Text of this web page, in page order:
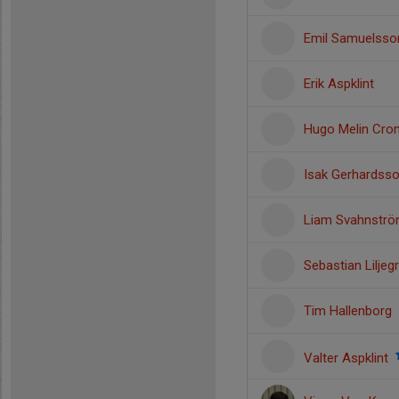
Emil
Erik Aspklint
Hugo Melin
Isak
Liam
Sebastian
Tim Hallenborg
Valter Aspklint